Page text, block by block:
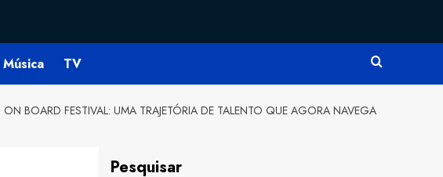
Música TV
BOARD FESTIVAL: UMA TRAJETÓRIA DE TALENTO QUE AGORA NAVEGA
Pesquisar